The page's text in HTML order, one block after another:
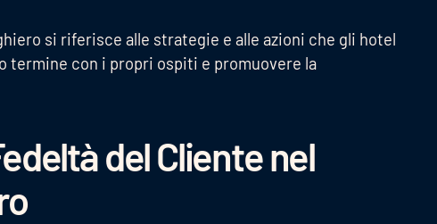
si riferisce alle strategie e alle azioni che gli hotel
termine con i propri ospiti e promuovere la
del Cliente nel